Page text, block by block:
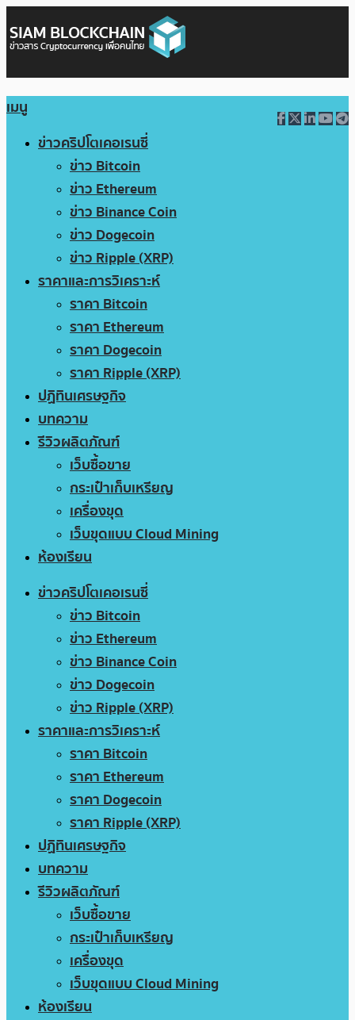
เมนู
ข่าวคริปโตเคอเรนซี่
ข่าว Bitcoin
ข่าว Ethereum
ข่าว Binance Coin
ข่าว Dogecoin
ข่าว Ripple (XRP)
ราคาและการวิเคราะห์
ราคา Bitcoin
ราคา Ethereum
ราคา Dogecoin
ราคา Ripple (XRP)
ปฏิทินเศรษฐกิจ
บทความ
รีวิวผลิตภัณฑ์
เว็บซื้อขาย
กระเป๋าเก็บเหรียญ
เครื่องขุด
เว็บขุดแบบ Cloud Mining
ห้องเรียน
ข่าวคริปโตเคอเรนซี่
ข่าว Bitcoin
ข่าว Ethereum
ข่าว Binance Coin
ข่าว Dogecoin
ข่าว Ripple (XRP)
ราคาและการวิเคราะห์
ราคา Bitcoin
ราคา Ethereum
ราคา Dogecoin
ราคา Ripple (XRP)
ปฏิทินเศรษฐกิจ
บทความ
รีวิวผลิตภัณฑ์
เว็บซื้อขาย
กระเป๋าเก็บเหรียญ
เครื่องขุด
เว็บขุดแบบ Cloud Mining
ห้องเรียน